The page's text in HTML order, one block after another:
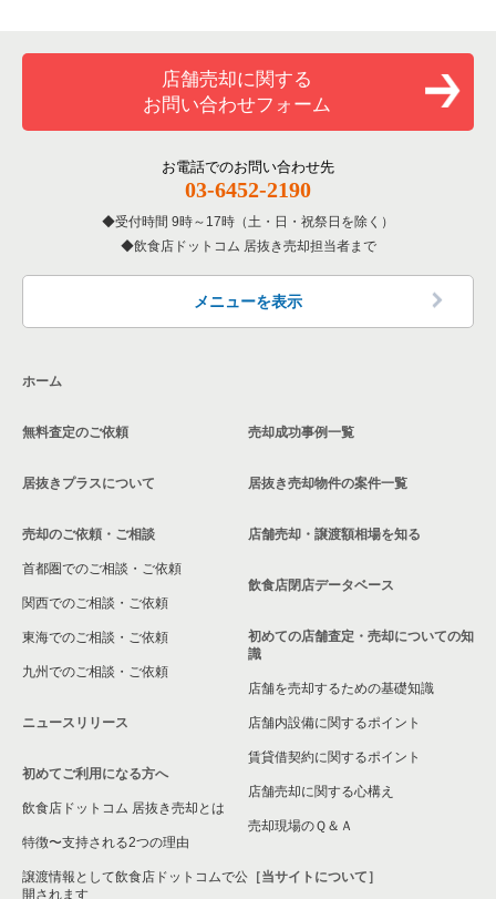
洋食の居抜き売却物件の案件一覧
その他の居抜き売却物件の案件一覧
北区の飲食店の居抜き売却物件の案件一覧
江戸川区の飲食店の居抜き売却物件の案件一覧
墨田区の飲食店の居抜き売却物件の案件一覧
品川区の飲食店の居抜き売却物件の案件一覧
中野区の飲食店の居抜き売却物件の案件一覧
東京23区のバーの居抜き売却物件の案件一覧
東京23区の居酒屋・ダイニングバーの居抜き売却物件の案件一
東京23区の専門料理の居抜き売却物件の案件一覧
東京23区の和食の居抜き売却物件の案件一覧
東京23区の洋食の居抜き売却物件の案件一覧
世田谷区のバーの居抜き売却物件の案件一覧
世田谷区の居酒屋・ダイニングバーの居抜き売却物件の案件一
世田谷区の和食の居抜き売却物件の案件一覧
世田谷区の洋食の居抜き売却物件の案件一覧
世田谷区のその他の居抜き売却物件の案件一覧
店舗売却に関する
お問い合わせフォーム
お電話でのお問い合わせ先
03-6452-2190
受付時間 9時～17時（土・日・祝祭日を除く）
飲食店ドットコム 居抜き売却担当者まで
メニューを表示
ホーム
無料査定のご依頼
居抜きプラスについて
売却のご依頼・ご相談
首都圏でのご相談・ご依頼
関西でのご相談・ご依頼
東海でのご相談・ご依頼
九州でのご相談・ご依頼
ニュースリリース
初めてご利用になる方へ
飲食店ドットコム 居抜き売却とは
特徴〜支持される2つの理由
譲渡情報として飲食店ドットコムで公
開されます
売却成功事例一覧
居抜き売却物件の案件一覧
店舗売却・譲渡額相場を知る
飲食店閉店データベース
初めての店舗査定・売却についての知
識
店舗を売却するための基礎知識
店舗内設備に関するポイント
賃貸借契約に関するポイント
店舗売却に関する心構え
売却現場のＱ＆Ａ
［当サイトについて］